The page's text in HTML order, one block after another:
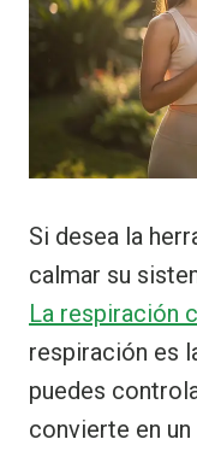
Si desea la
calmar su
La respiración
respiración es
puedes
convierte en